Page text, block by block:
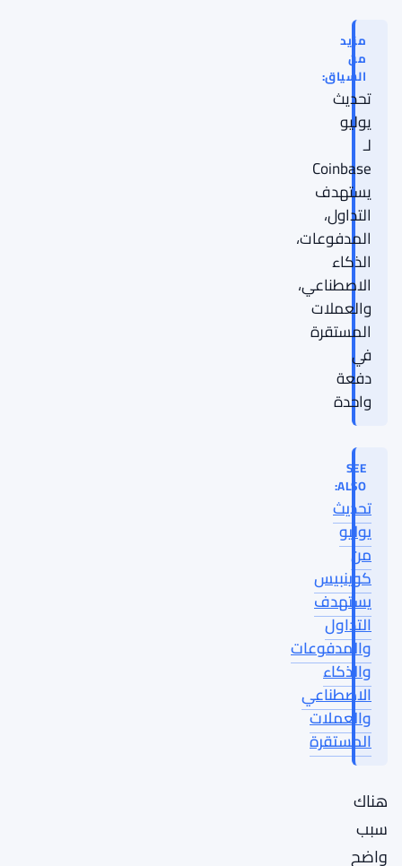
مزيد
من
السياق:
تحديث
يوليو
لـ
Coinbase
يستهدف
التداول،
المدفوعات،
الذكاء
الاصطناعي،
والعملات
المستقرة
في
دفعة
واحدة
SEE
ALSO:
تحديث
يوليو
من
كوينبيس
يستهدف
التداول
والمدفوعات
والذكاء
الاصطناعي
والعملات
المستقرة
هناك
سبب
واضح